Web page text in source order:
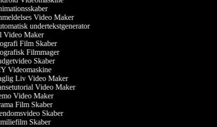
Video Maker
undertekstgenerator
Maker
Film Skaber
Filmmager
Skaber
Videomaskine
Liv Video Maker
Video Maker
Video Maker
Film Skaber
Skaber
Skaber